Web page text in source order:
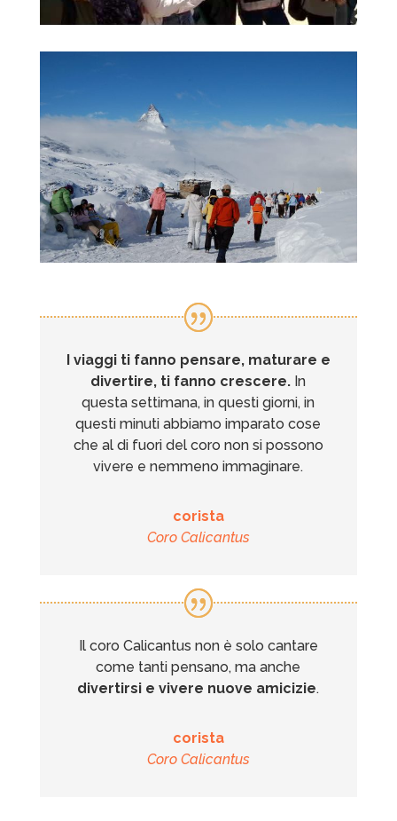
I viaggi ti fanno pensare, maturare e
divertire, ti fanno crescere. In
questa settimana, in questi giorni, in
questi minuti abbiamo imparato cose
che al di fuori del coro non si possono
vivere e nemmeno immaginare.
corista
Coro Calicantus
Il coro Calicantus non è solo cantare
come tanti pensano, ma anche
divertirsi e vivere nuove amicizie.
corista
Coro Calicantus